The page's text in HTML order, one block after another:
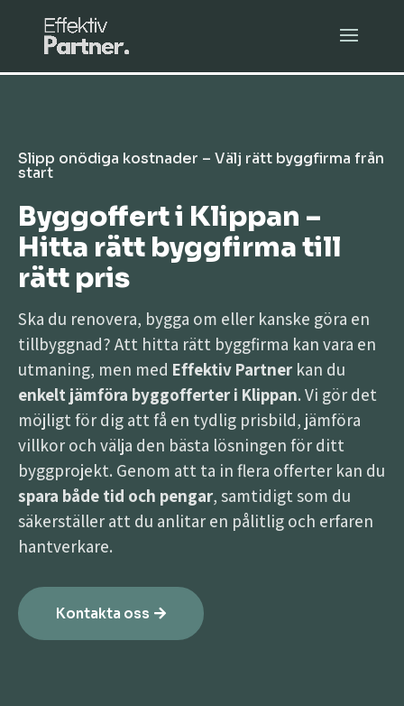
Slipp onödiga kostnader – Välj rätt byggfirma från
start
Byggoffert i Klippan –
Hitta rätt byggfirma till
rätt pris
Ska du renovera, bygga om eller kanske göra en
tillbyggnad? Att hitta rätt byggfirma kan vara en
utmaning, men med Effektiv Partner kan du
enkelt jämföra byggofferter i Klippan. Vi gör det
möjligt för dig att få en tydlig prisbild, jämföra
villkor och välja den bästa lösningen för ditt
byggprojekt. Genom att ta in flera offerter kan du
spara både tid och pengar, samtidigt som du
säkerställer att du anlitar en pålitlig och erfaren
hantverkare.
Kontakta oss